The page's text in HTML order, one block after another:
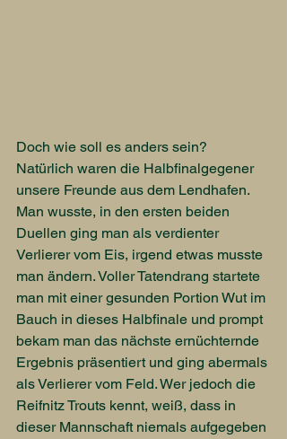
Doch wie soll es anders sein?
Natürlich waren die Halbfinalgegener
unsere Freunde aus dem Lendhafen.
Man wusste, in den ersten beiden
Duellen ging man als verdienter
Verlierer vom Eis, irgend etwas musste
man ändern. Voller Tatendrang startete
man mit einer gesunden Portion Wut im
Bauch in dieses Halbfinale und prompt
bekam man das nächste ernüchternde
Ergebnis präsentiert und ging abermals
als Verlierer vom Feld. Wer jedoch die
Reifnitz Trouts kennt, weiß, dass in
dieser Mannschaft niemals aufgegeben